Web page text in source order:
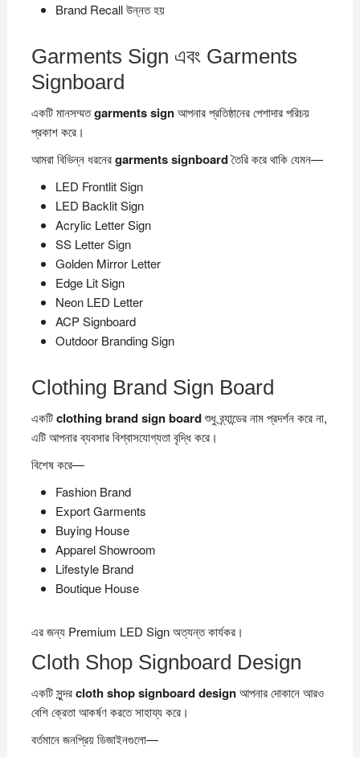
Brand Recall উন্নত হয়
Garments Sign এবং Garments
Signboard
একটি মানসম্মতgarments signআপনার প্রতিষ্ঠানের পেশাদার পরিচয়
প্রকাশ করে।
আমরা বিভিন্ন ধরনেরgarments signboardতৈরি করে থাকি যেমন—
LED Frontlit Sign
LED Backlit Sign
Acrylic Letter Sign
SS Letter Sign
Golden Mirror Letter
Edge Lit Sign
Neon LED Letter
ACP Signboard
Outdoor Branding Sign
Clothing Brand Sign Board
একটিclothing brand sign boardশুধু ব্র্যান্ডের নাম প্রদর্শন করে না,
এটি আপনার ব্যবসার বিশ্বাসযোগ্যতা বৃদ্ধি করে।
বিশেষ করে—
Fashion Brand
Export Garments
Buying House
Apparel Showroom
Lifestyle Brand
Boutique House
এর জন্য Premium LED Sign অত্যন্ত কার্যকর।
Cloth Shop Signboard Design
একটি সুন্দরcloth shop signboard designআপনার দোকানে আরও
বেশি ক্রেতা আকর্ষণ করতে সাহায্য করে।
বর্তমানে জনপ্রিয় ডিজাইনগুলো—